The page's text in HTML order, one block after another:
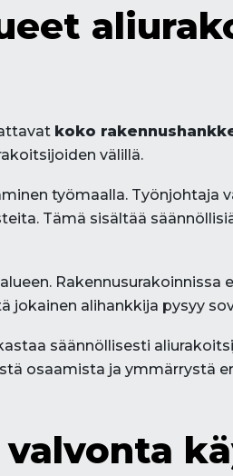
koko
välillä.
työmaalla. Työnjohtaja
Tämä sisältää
Rakennusurakoinnissa
alihankkija pysyy
säännöllisesti
osaamista ja ymmärrystä